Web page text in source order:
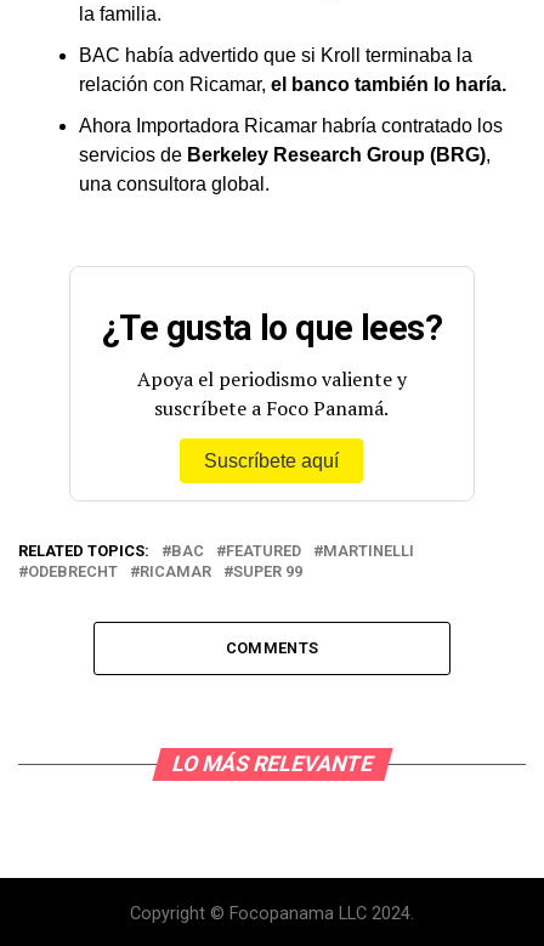
la familia.
BAC había advertido que si Kroll terminaba la
relación con Ricamar, el banco también lo haría.
Ahora Importadora Ricamar habría contratado los
servicios de Berkeley Research Group (BRG),
una consultora global.
¿Te gusta lo que lees?
Apoya el periodismo valiente y
suscríbete a Foco Panamá.
Suscríbete aquí
RELATED TOPICS: BAC FEATURED
MARTINELLI
ODEBRECHT
RICAMAR SUPER 99
COMMENTS
LO MÁS RELEVANTE
Copyright © Focopanama LLC 2024.